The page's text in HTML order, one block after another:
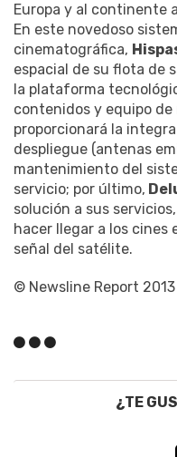
Europa y al continente
En este novedoso
cinematográfica,
espacial de su flota de
la plataforma
contenidos y equipo
proporcionará la
despliegue (antenas
mantenimiento del
servicio; por último,
solución a sus
hacer llegar a los cines
señal del satélite.
© Newsline Report 2013
¿TE